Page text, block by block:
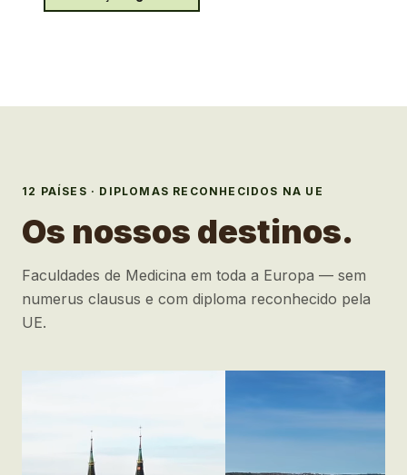
12 PAÍSES · DIPLOMAS RECONHECIDOS NA UE
Os nossos destinos.
Faculdades de Medicina em toda a Europa — sem
numerus clausus e com diploma reconhecido pela
UE.